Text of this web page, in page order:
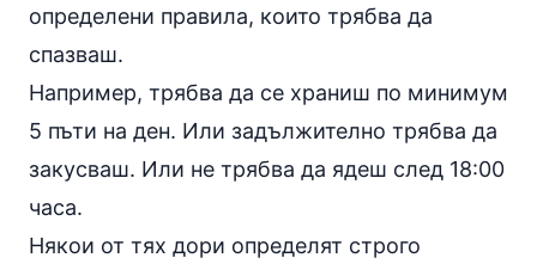
определени правила, които трябва да
спазваш.
Например, трябва да се храниш по минимум
5 пъти на ден. Или задължително трябва да
закусваш. Или не трябва да ядеш след 18:00
часа.
Някои от тях дори определят строго